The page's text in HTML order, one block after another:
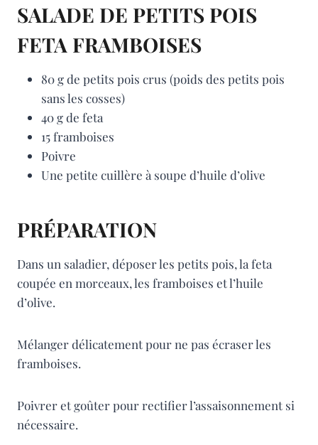
SALADE DE PETITS POIS
FETA FRAMBOISES
80 g de petits pois crus (poids des petits pois
sans les cosses)
40 g de feta
15 framboises
Poivre
Une petite cuillère à soupe d’huile d’olive
PRÉPARATION
Dans un saladier, déposer les petits pois, la feta
coupée en morceaux, les framboises et l’huile
d’olive.
Mélanger délicatement pour ne pas écraser les
framboises.
Poivrer et goûter pour rectifier l’assaisonnement si
nécessaire.